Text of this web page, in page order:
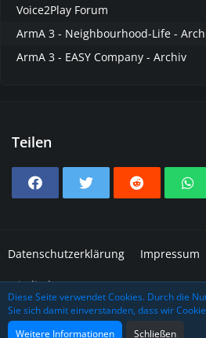
Voice2Play Forum
ArmA 3 - Neighbourhood-Life -
ArmA 3 - EASY Company - Archiv
Teilen
Datenschutzerklärung Impressum
Mitglieder
Community-Software:WoltLab Suite™
Diese Seite verwendet Cookies. Durch die
Sie sich damit einverstanden, dass wir
Weitere Informationen
Schließen